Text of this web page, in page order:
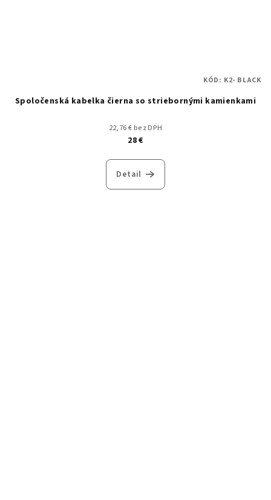
Spoločenská kabelka čierna so striebornými kamienkami
22,76 € bez DPH
28 €
Detail
KÓD: K2- BLACK